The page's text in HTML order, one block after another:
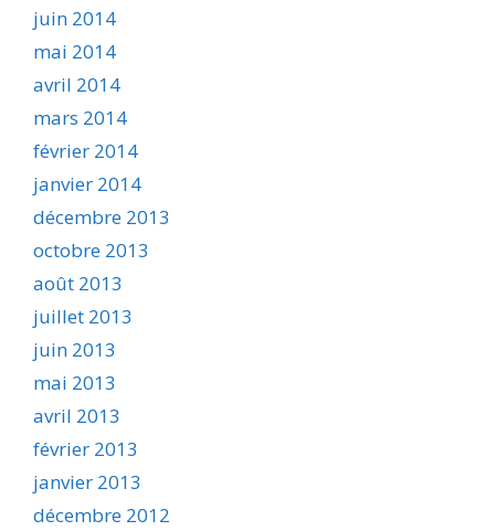
juin 2014
mai 2014
avril 2014
mars 2014
février 2014
janvier 2014
décembre 2013
octobre 2013
août 2013
juillet 2013
juin 2013
mai 2013
avril 2013
février 2013
janvier 2013
décembre 2012